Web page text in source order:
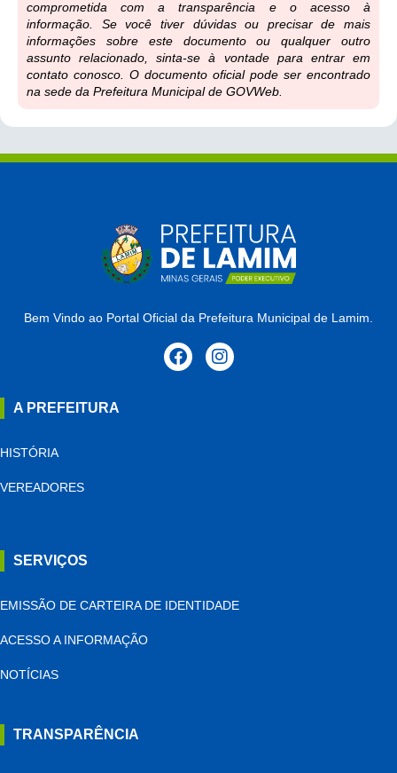
comprometida com a transparência e o acesso à
informação. Se você tiver dúvidas ou precisar de mais
informações sobre este documento ou qualquer outro
assunto relacionado, sinta-se à vontade para entrar em
contato conosco. O documento oficial pode ser encontrado
na sede da Prefeitura Municipal de GOVWeb.
Bem Vindo ao Portal Oficial da Prefeitura Municipal de Lamim.
A PREFEITURA
HISTÓRIA
VEREADORES
SERVIÇOS
EMISSÃO DE CARTEIRA DE IDENTIDADE
ACESSO A INFORMAÇÃO
NOTÍCIAS
TRANSPARÊNCIA